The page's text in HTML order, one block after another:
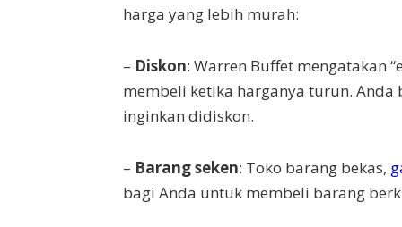
harga yang lebih murah:
– Diskon: Warren Buffet mengatakan
membeli ketika harganya turun.
inginkan didiskon.
– Barang seken: Toko barang bekas,
bagi Anda untuk membeli barang